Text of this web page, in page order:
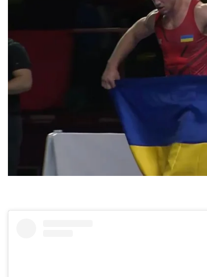
За «золото» Новіков змагався з угорцем
У 1/8 фіналу Новіков достроково переміг
перемоги потрібен розрив у 8 балів, або
У 1/4 українець виграв турка Метехана Басара з
виборов перемогу в російського спортсмена
6:3.